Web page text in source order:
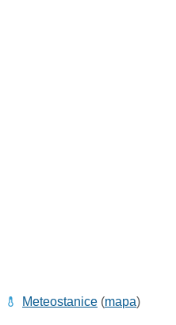
Meteostanice (mapa)